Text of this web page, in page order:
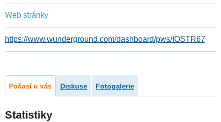
Web stránky
https://www.wunderground.com/dashboard/pws/IOSTR67
Počasí u vás Diskuse Fotogalerie
Statistiky